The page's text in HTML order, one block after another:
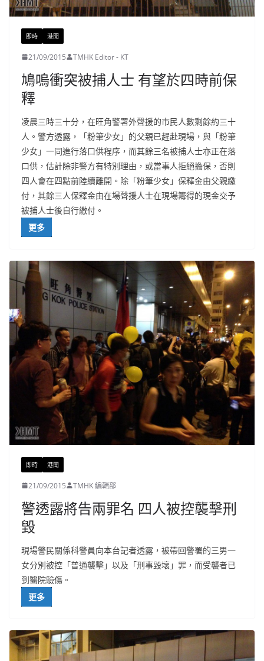
即時 港聞
21/09/2015 TMHK Editor - KT
鳩嗚衝突被捕人士 有望於四時前保
釋
凌晨三時三十分，在旺角警署外聲援的市民人數剩餘約三十
人。警方透露，「粉筆少女」的父親已趕赴現場，與「粉筆
少女」一同進行落口供程序，而其餘三名被捕人士亦正在落
口供，估計除非警方有特別理由，或當事人拒絕擔保，否則
四人會在四點前陸續離開。除「粉筆少女」保釋金由父親繳
付，其餘三人保釋金由在場聲援人士在現場籌得的現金交予
被捕人士後自行繳付。
更多
即時 港聞
21/09/2015 TMHK 編輯部
警透露將告兩罪名 四人被控襲擊刑
毀
現場警民關係科警員向本台記者透露，被帶回警署的三男一
女分別被控「普通襲擊」以及「刑事毀壞」罪，而受襲者已
到醫院驗傷。
更多